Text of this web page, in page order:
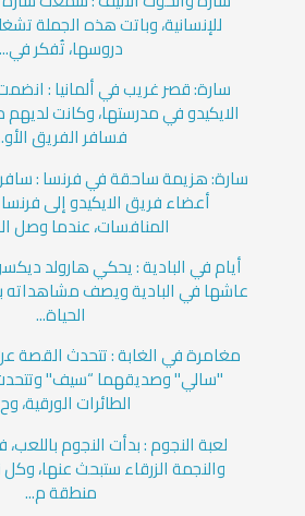
للإنسانية، وباتت هذه الجملة
دروسها، تُفكر في...
سارة: قصر غريب في ألمانيا :
الايكيدو في مدرستها، وكانت لديهم
فسافر الفريق
سارة: هزيمة ساحقة في فرنسا :
أعضاء فريق الايكيدو إلى
المنافسات، عندما وصل
أيام في البادية : يحكي هارولد
عاشها في البادية ويصف مشاهداته
الحياة...
مغامرة في الغابة : تتحدث القصة
"سالي" وصديقهما “سيف"
الطائرات الورقية،
لعبة النجوم : بدأت النجوم
والنجمة الزرقاء ستبحث عنها،
منطقة م...